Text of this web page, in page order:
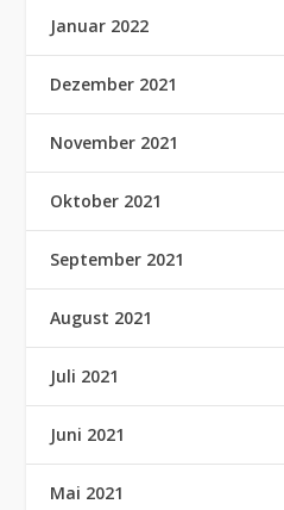
Januar 2022
Dezember 2021
November 2021
Oktober 2021
September 2021
August 2021
Juli 2021
Juni 2021
Mai 2021